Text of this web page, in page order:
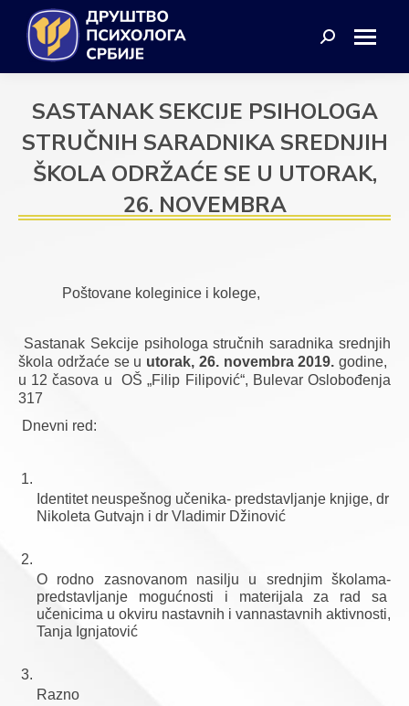
Search:
SASTANAK SEKCIJE PSIHOLOGA
STRUČNIH SARADNIKA SREDNJIH
ŠKOLA ODRŽAĆE SE U UTORAK,
26. NOVEMBRA
Poštovane koleginice i kolege,
Sastanak Sekcije psihologa stručnih saradnika srednjih
škola održaće se u utorak, 26. novembra 2019. godine,
u 12 časova u  OŠ „Filip Filipović“, Bulevar Oslobođenja
317
Dnevni red:
Identitet neuspešnog učenika- predstavljanje knjige, dr
Nikoleta Gutvajn i dr Vladimir Džinović
O rodno zasnovanom nasilju u srednjim školama-
predstavljanje mogućnosti i materijala za rad sa
učenicima u okviru nastavnih i vannastavnih aktivnosti,
Tanja Ignjatović
Razno